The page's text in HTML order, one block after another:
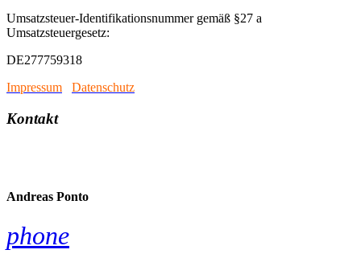
Umsatzsteuer-Identifikationsnummer gemäß §27 a
Umsatzsteuergesetz:
DE277759318
Impressum
Datenschutz
Kontakt
Andreas Ponto
phone